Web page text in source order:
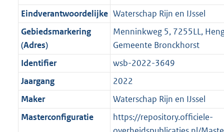
i
n
f
o
m
a
a
9
K
b
e
i
n
f
r
m
a
4
K
b
i
e
i
n
o
r
m
3
K
b
t
i
e
i
f
o
r
m
:
1
7
g
r
o
o
t
t
e
:
2
s
g
r
o
o
t
e
:
Eindverantwoordelijke Waterschap Rijn en IJssel
Gebiedsmarkering
(Adres)
Menninkweg 5, 7255LL,
Gemeente Bronckhorst
Identifier
wsb-2022-3649
Jaargang
2022
Maker
Waterschap Rijn en IJssel
Masterconfiguratie
https://repository.officiele-